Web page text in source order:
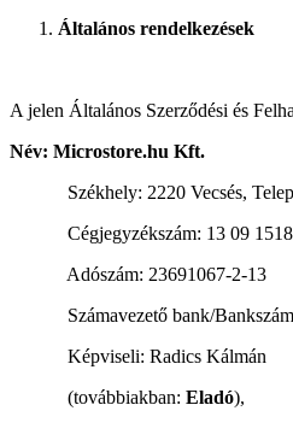
Általános rendelkezések
A jelen Általános Szerződési és
Név: Microstore.hu
Székhely: 2220
Cégjegyzékszám:
Adószám:
Számavezető bank/
Képviseli:
(továbbiakban: Eladó),